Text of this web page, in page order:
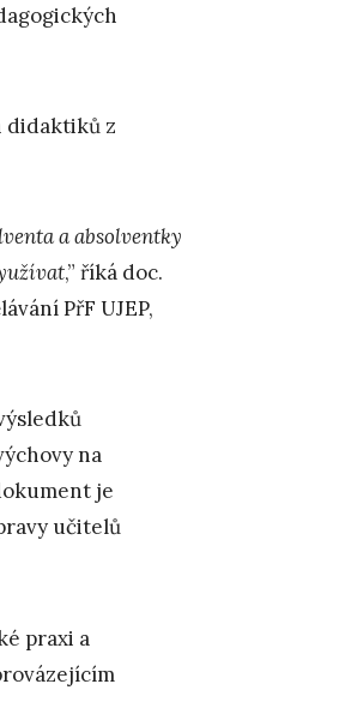
didaktiků z
a absolventky
,” říká doc.
PřF UJEP,
na
je
učitelů
praxi a